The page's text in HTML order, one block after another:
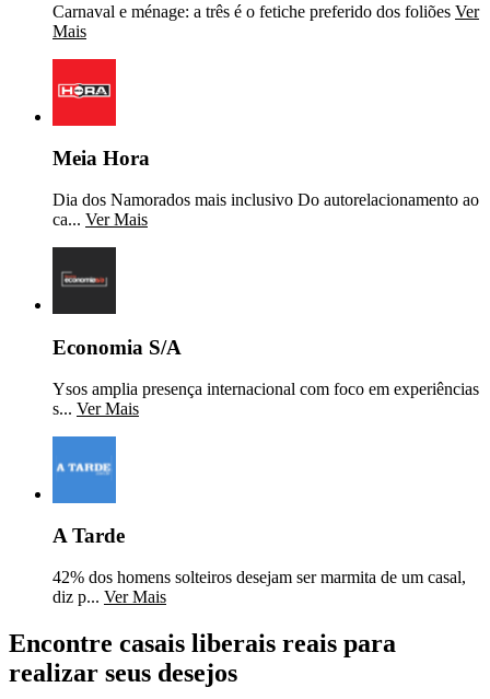
Carnaval e ménage: a três é o fetiche preferido dos foliões Ver
Mais
Meia Hora
Dia dos Namorados mais inclusivo Do autorelacionamento ao
ca... Ver Mais
Economia S/A
Ysos amplia presença internacional com foco em experiências
s... Ver Mais
A Tarde
42% dos homens solteiros desejam ser marmita de um casal,
diz p... Ver Mais
Encontre casais liberais reais para
realizar seus desejos